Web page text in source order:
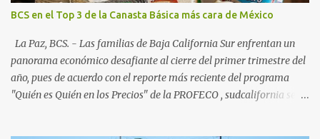
consolidados y emergentes: Los Cabos: 72% promedio (esperando
picos del 79% en Año Nuevo). La Paz: 66%. Loreto: 58%. Mulegé:
54%. "Estamos viendo un fenómeno de diversificación. Ya no solo
vienen por el lujo de Los Cabos, sino por la aut...
BCS en el Top 3 de la Canasta Básica más cara de México
La Paz, BCS. - Las familias de Baja California Sur enfrentan un
panorama económico desafiante al cierre del primer trimestre del
año, pues de acuerdo con el reporte más reciente del programa
"Quién es Quién en los Precios" de la PROFECO , sudcalifornia se